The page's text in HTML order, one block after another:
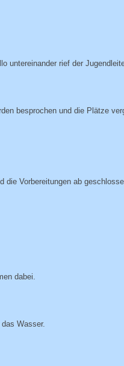
untereinander rief der
besprochen und die Plätze
die Vorbereitungen ab
dabei.
Wasser.